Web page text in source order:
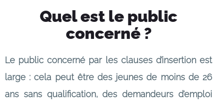
Quel est le public
concerné ?
Le public concerné par les clauses d’insertion est
large : cela peut être des jeunes de moins de 26
ans sans qualification, des demandeurs d’emploi